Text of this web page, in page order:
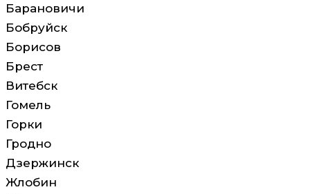
Барановичи
Бобруйск
Борисов
Брест
Витебск
Гомель
Горки
Гродно
Дзержинск
Жлобин